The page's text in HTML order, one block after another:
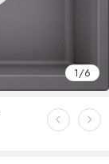
1/6